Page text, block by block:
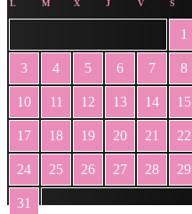
L M X J V S
1
3 4 5 6 7 8
10 11 12 13 14 15
17 18 19 20 21 22
24 25 26 27 28 29
31